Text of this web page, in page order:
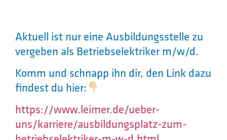
Aktuell ist nur eine Ausbildungsstelle zu
vergeben als Betriebselektriker m/w/d.
Komm und schnapp ihn dir, den Link dazu
findest du hier:
https://www.leimer.de/ueber-
uns/karriere/ausbildungsplatz-zum-